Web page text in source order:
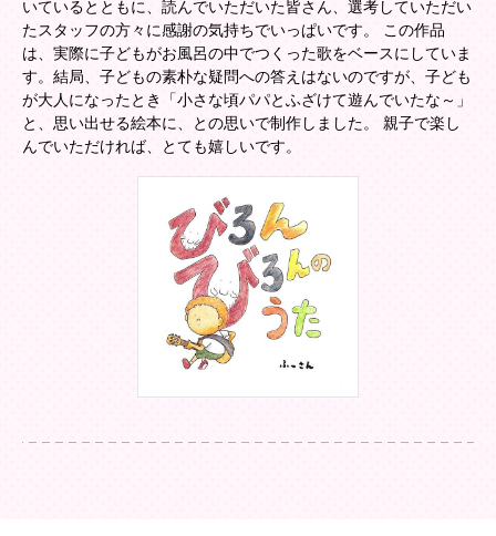
いているとともに、読んでいただいた皆さん、選考していただい
たスタッフの方々に感謝の気持ちでいっぱいです。 この作品
は、実際に子どもがお風呂の中でつくった歌をベースにしていま
す。結局、子どもの素朴な疑問への答えはないのですが、子ども
が大人になったとき「小さな頃パパとふざけて遊んでいたな～」
と、思い出せる絵本に、との思いで制作しました。 親子で楽し
んでいただければ、とても嬉しいです。